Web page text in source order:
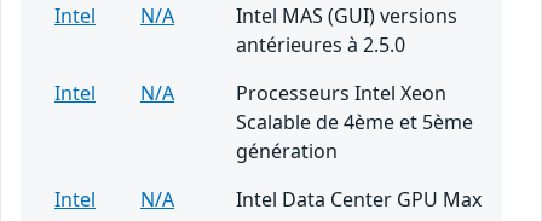
Intel
N/A
Intel MAS (GUI) versions
antérieures à 2.5.0
Intel
N/A
Processeurs Intel Xeon
Scalable de 4ème et 5ème
génération
Intel
N/A
Intel Data Center GPU Max